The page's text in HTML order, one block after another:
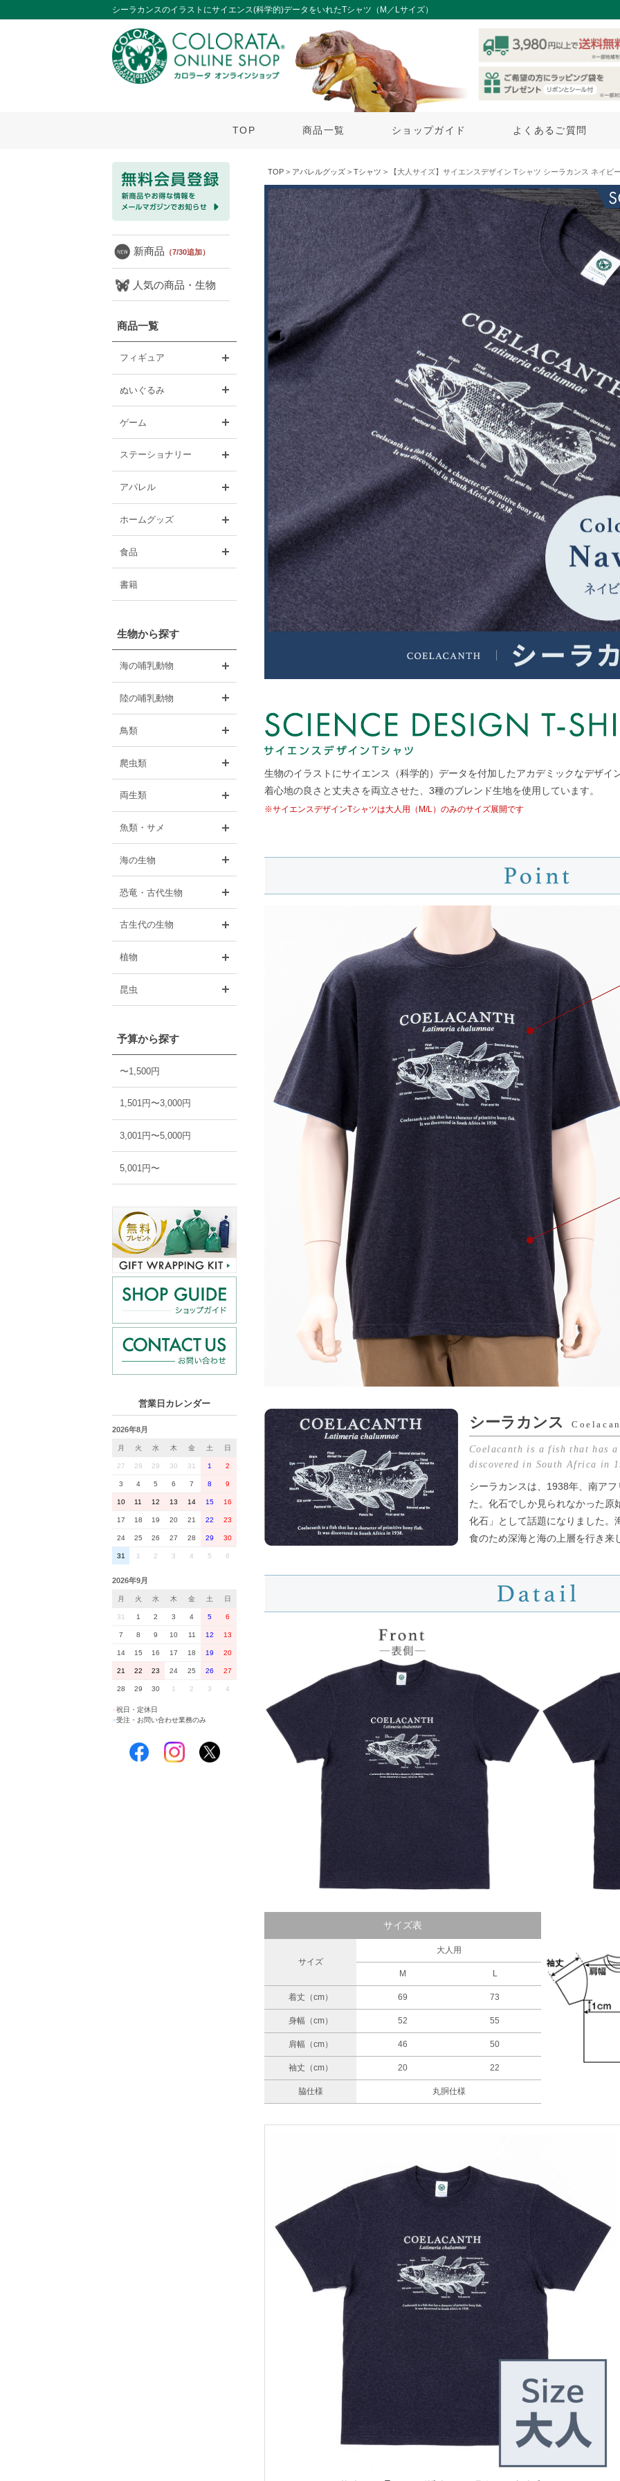
シーラカンスのイラストにサイエンス(科学的)データをいれたTシャツ（M／Lサイズ）
TOP 商品一覧 ショップガイド よくあるご質問
新商品 （7/30追加）
人気の商品・生物
商品一覧
フィギュア
ぬいぐるみ
ゲーム
ステーショナリー
アパレル
ホームグッズ
食品
書籍
生物から探す
海の哺乳動物
陸の哺乳動物
鳥類
爬虫類
両生類
魚類・サメ
海の生物
恐竜・古代生物
古生代の生物
植物
昆虫
予算から探す
〜1,500円
1,501円〜3,000円
3,001円〜5,000円
5,001円〜
営業日カレンダー
2026年8月
月 火 水 木 金 土 日
27 28 29 30 31 1 2
3 4 5 6 7 8 9
10 11 12 13 14 15 16
17 18 19 20 21 22 23
24 25 26 27 28 29 30
31 1 2 3 4 5 6
2026年9月
月 火 水 木 金 土 日
31 1 2 3 4 5 6
7 8 9 10 11 12 13
14 15 16 17 18 19 20
21 22 23 24 25 26 27
28 29 30 1 2 3 4
祝日・定休日
■受注・お問い合わせ業務のみ
TOP > アパレルグッズ > Tシャツ > 【大人サイズ】サイエンスデザイン Tシャツ シーラカンス ネイビ
生物のイラストにサイエンス（科学的）データを付加したアカデミックなデザイ
着心地の良さと丈夫さを両立させた、3種のブレンド生地を使用しています。
※サイエンスデザインTシャツは大人用（M/L）のみのサイズ展開です
シーラカンス
Coelacanth is a fish that has
discovered in South Africa in
シーラカンスは、1938年、南ア
た。化石でしか見られなかった
化石」として話題になりました。
食のため深海と海の上層を行き来
サイズ表
サイズ
大人用
M L
着丈（cm） 69 73
身幅（cm） 52 55
肩幅（cm） 46 50
袖丈（cm） 20 22
脇仕様 丸胴仕様